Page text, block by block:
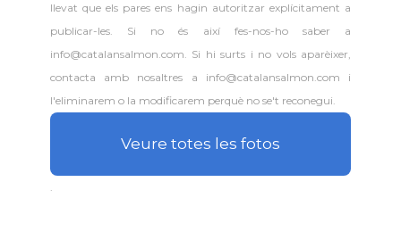
llevat que els pares ens hagin autoritzar explícitament a
publicar-les. Si no és així fes-nos-ho saber a
info@catalansalmon.com. Si hi surts i no vols aparèixer,
contacta amb nosaltres a info@catalansalmon.com i
l'eliminarem o la modificarem perquè no se't reconegui.
Veure totes les fotos